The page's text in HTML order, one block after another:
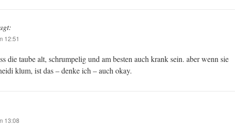
12:51
die taube alt, schrumpelig und am besten auch krank sein. aber wenn sie
klum, ist das – denke ich – auch okay.
13:08